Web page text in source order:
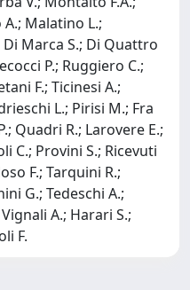
A.; Malatino L.;
Marca S.; Di Quattro
P.; Ruggiero C.;
F.; Ticinesi A.;
L.; Pirisi M.; Fra
Quadri R.; Larovere E.;
C.; Provini S.; Ricevuti
F.; Tarquini R.;
G.; Tedeschi A.;
A.; Harari S.;
F.